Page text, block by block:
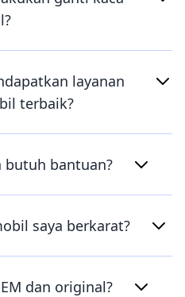
layanan
terbaik?
butuh bantuan?
saya berkarat?
dan original?